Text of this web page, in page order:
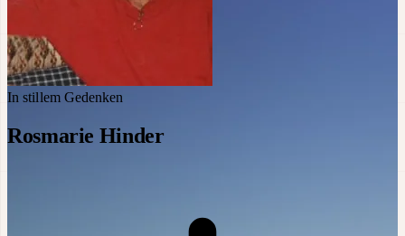
In stillem Gedenken
Rosmarie Hinder